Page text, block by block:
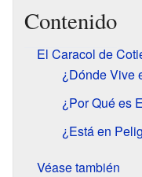
Contenido
El Caracol de
¿Dónde Vive
¿Por Qué es
¿Está en
Véase también